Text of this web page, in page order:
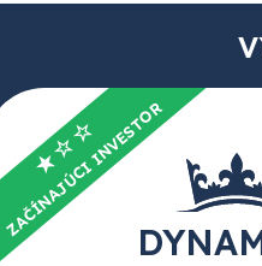
★☆☆
ZAČÍNAJÚCI INVESTOR